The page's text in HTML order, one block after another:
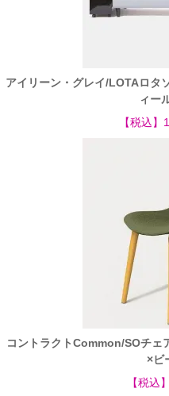
アイリーン・グレイ/LOTAロタ
ィー
【税込
コントラクトCommon/SOチェ
×ビ
【税込